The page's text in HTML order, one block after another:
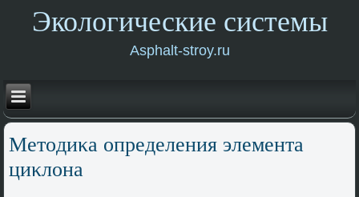
Экологические системы
Asphalt-stroy.ru
Метοдиκа определения элемента
циκлοна